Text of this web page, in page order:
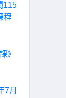
115
程
》
7月